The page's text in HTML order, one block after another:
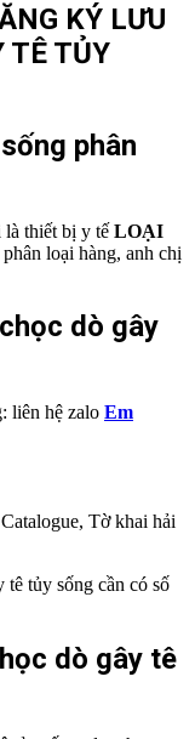
KÝ LƯU
TÊ TỦY
phân
là thiết bị y tế LOẠI
loại hàng, anh chị
dò gây
liên hệ zalo Em
Tờ khai hải
tủy sống cần có số
dò gây tê